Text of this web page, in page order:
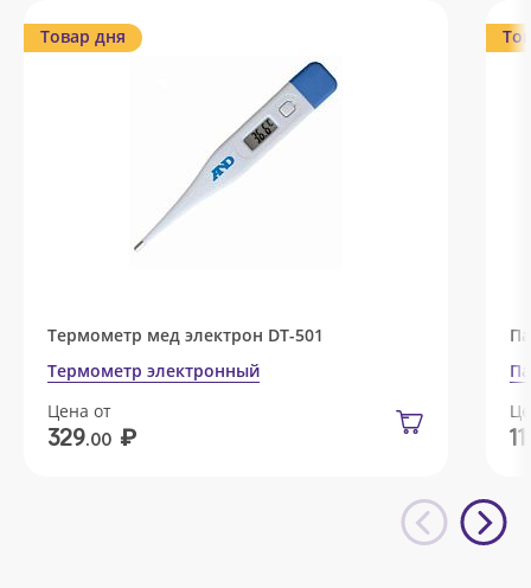
Товар дня
Термометр мед электрон DT-501
Термометр электронный
Цена от
329.00 ₽ 11